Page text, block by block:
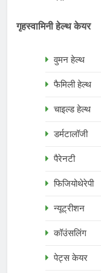
गृहस्वामिनी हेल्थ केयर
वुमन हेल्थ
फैमिली हेल्थ
चाइल्ड हेल्थ
डर्मटालॉजी
पैरेनटी
फिजियोथेरेपी
न्यूट्रीशन
कॉउंसलिंग
पेट्स केयर